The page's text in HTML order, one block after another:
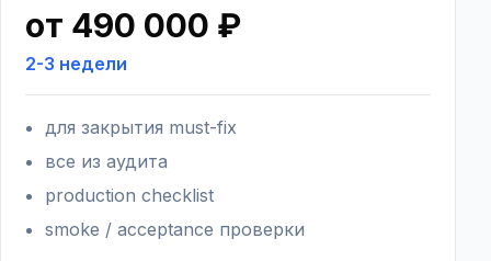
от 490 000 ₽
2-3 недели
для закрытия must-fix
все из аудита
production checklist
smoke / acceptance проверки